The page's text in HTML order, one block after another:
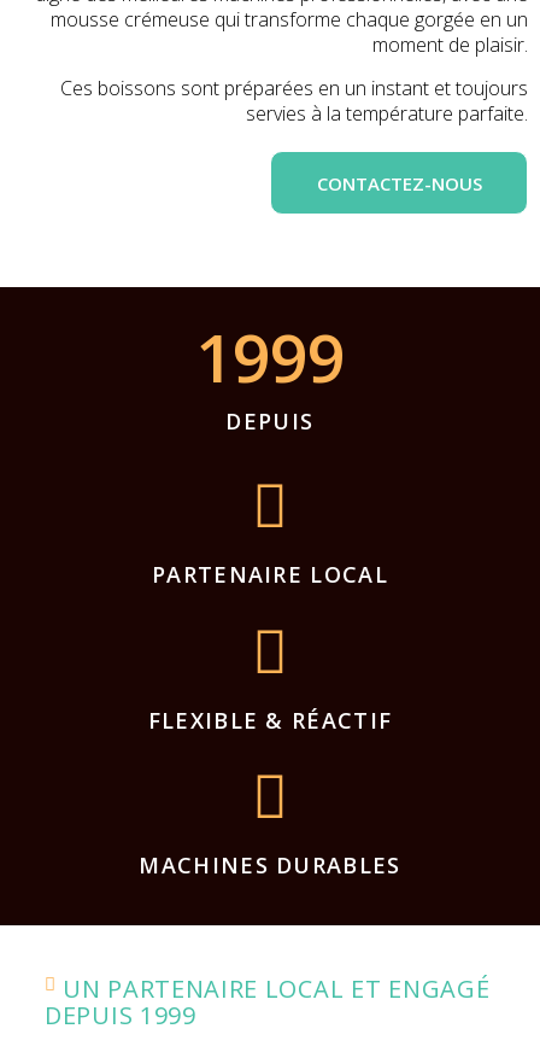
mousse crémeuse qui transforme chaque gorgée en un
moment de plaisir.
Ces boissons sont préparées en un instant et toujours
servies à la température parfaite.
CONTACTEZ-NOUS
1999
DEPUIS
PARTENAIRE LOCAL
FLEXIBLE & RÉACTIF
MACHINES DURABLES
UN PARTENAIRE LOCAL ET ENGAGÉ
DEPUIS 1999